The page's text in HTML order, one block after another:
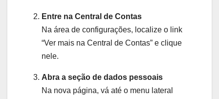
Entre na Central de Contas
Na área de configurações, localize o link
“Ver mais na Central de Contas” e clique
nele.
Abra a seção de dados pessoais
Na nova página, vá até o menu lateral